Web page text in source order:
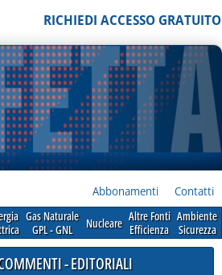
RICHIEDI ACCESSO GRATUITO
Abbonamenti Contatti
Gas Naturale
GPL - GNL
Nucleare Altre Fonti
Efficienza
Ambiente
Sicurezza
- EDITORIALI